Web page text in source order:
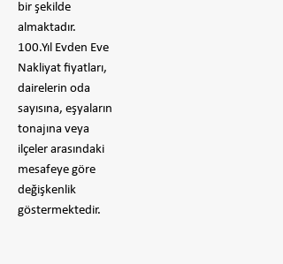
bir şekilde
almaktadır.
100.Yıl Evden Eve
Nakliyat fiyatları,
dairelerin oda
sayısına, eşyaların
tonajına veya
ilçeler arasındaki
mesafeye göre
değişkenlik
göstermektedir.